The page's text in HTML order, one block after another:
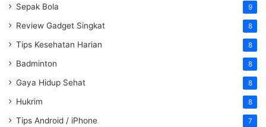
Sepak Bola 9
Review Gadget Singkat 8
Tips Kesehatan Harian 8
Badminton 8
Gaya Hidup Sehat 8
Hukrim 8
Tips Android / iPhone 7